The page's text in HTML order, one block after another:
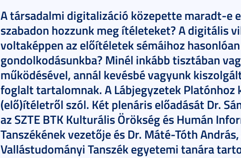
A társadalmi digitalizáció közepette maradt-e
szabadon hozzunk meg ítéleteket? A digitális
voltaképpen az előítéletek sémáihoz
gondolkodásunkba? Minél inkább tisztában
működésével, annál kevésbé vagyunk
foglalt tartalomnak. A Lábjegyzetek Platónhoz
(elő)ítéletről szól. Két plenáris előadását Dr.
az SZTE BTK Kulturális Örökség és Humán
Tanszékének vezetője és Dr. Máté-Tóth András,
Vallástudományi Tanszék egyetemi tanára